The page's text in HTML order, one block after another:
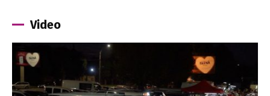
Video